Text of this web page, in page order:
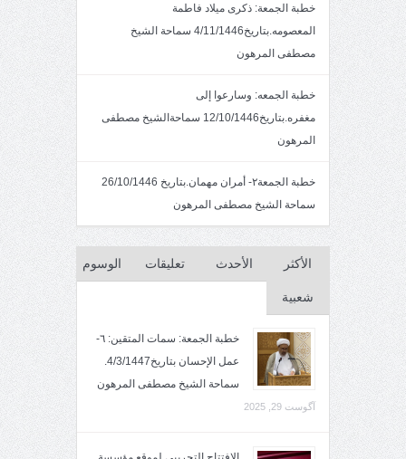
خطبة الجمعة: ذكرى ميلاد فاطمة
المعصومه.بتاريخ4/11/1446 سماحة الشيخ
مصطفى المرهون
خطبة الجمعه: وسارعوا إلى
مغفره.بتاريخ12/10/1446 سماحةالشيخ مصطفى
المرهون
خطبة الجمعة٢- أمران مهمان.بتاريخ 26/10/1446
سماحة الشيخ مصطفى المرهون
الأكثر
شعبية
الأحدث تعليقات الوسوم
خطبة الجمعة: سمات المتقين: ٦-
عمل الإحسان بتاريخ4/3/1447.
سماحة الشيخ مصطفى المرهون
آگوست 29, 2025